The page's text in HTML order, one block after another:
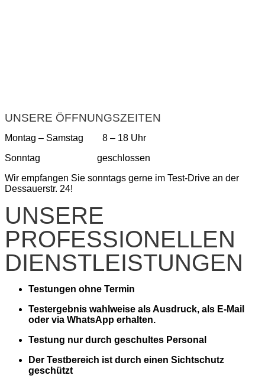
UNSERE ÖFFNUNGSZEITEN
Montag – Samstag 8 – 18 Uhr
Sonntag geschlossen
Wir empfangen Sie sonntags gerne im Test-Drive an der
Dessauerstr. 24!
UNSERE
PROFESSIONELLEN
DIENSTLEISTUNGEN
Testungen ohne Termin
Testergebnis wahlweise als Ausdruck, als E-Mail
oder via WhatsApp erhalten.
Testung nur durch geschultes Personal
Der Testbereich ist durch einen Sichtschutz
geschützt